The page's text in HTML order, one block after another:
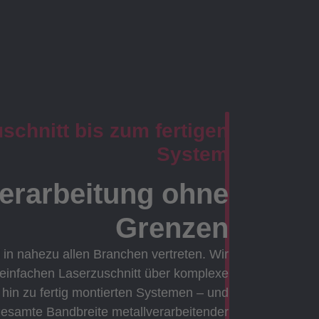
bis zum fertigen
System
ohne
Grenzen
nahezu allen Branchen vertreten. Wir
Laserzuschnitt über komplexe
zu fertig montierten Systemen – und
Bandbreite metallverarbeitender